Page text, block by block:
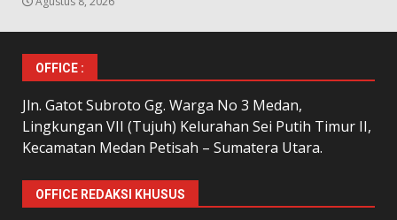
OFFICE :
Jln. Gatot Subroto Gg. Warga No 3 Medan,
Lingkungan VII (Tujuh) Kelurahan Sei Putih Timur II,
Kecamatan Medan Petisah – Sumatera Utara.
OFFICE REDAKSI KHUSUS